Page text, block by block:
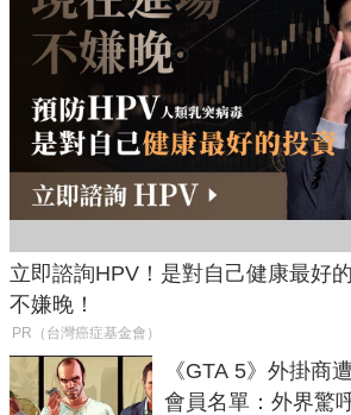
立即諮詢HPV！是對自己健康最好
不嫌晚！
PR（台灣癌症基金會）
《GTA 5》外掛商
會員名單：外界驚